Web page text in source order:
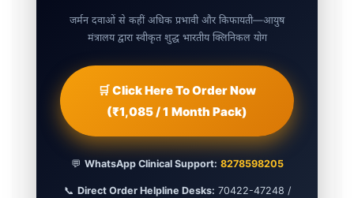
जर्मन दवाओं से कहीं अधिक प्रभावी और किफायती—आयुष
मंत्रालय द्वारा स्वीकृत शुद्ध भारतीय क्लिनिकल योग
🛒 Click Here To Order Now
(₹1,085 / 1 Month Pack)
💬 WhatsApp Clinical Support: 8278598205
📞 Direct Order Helpline Desks: 70422-47248 /